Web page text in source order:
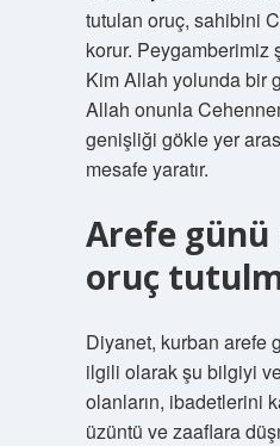
tutulan oruç, sahibini
korur. Peygamberimiz
Kim Allah yolunda bir
Allah onunla
genişliği gökle yer
mesafe yaratır.
Arefe günü
oruç
Diyanet, kurban arefe
ilgili olarak şu bilgiyi
olanların, ibadetlerini
üzüntü ve zaaflara